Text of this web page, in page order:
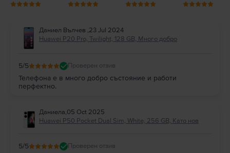
Даниел Вълчев ,23 Jul 2024
Huawei P20 Pro, Twilight, 128 GB, Много добро
5/5 Проверен отзив
Телефона е в много добро състояние и работи
перфектно.
Даниела,05 Oct 2025
Huawei P50 Pocket Dual Sim, White, 256 GB, Като нов
5/5 Проверен отзив